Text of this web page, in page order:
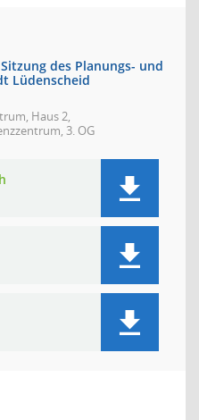
des Planungs- und
Lüdenscheid
Haus 2,
3. OG